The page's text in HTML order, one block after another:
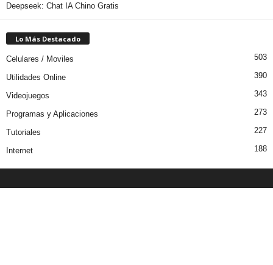
Deepseek: Chat IA Chino Gratis
Lo Más Destacado
Celulares / Moviles 503
Utilidades Online 390
Videojuegos 343
Programas y Aplicaciones 273
Tutoriales 227
Internet 188